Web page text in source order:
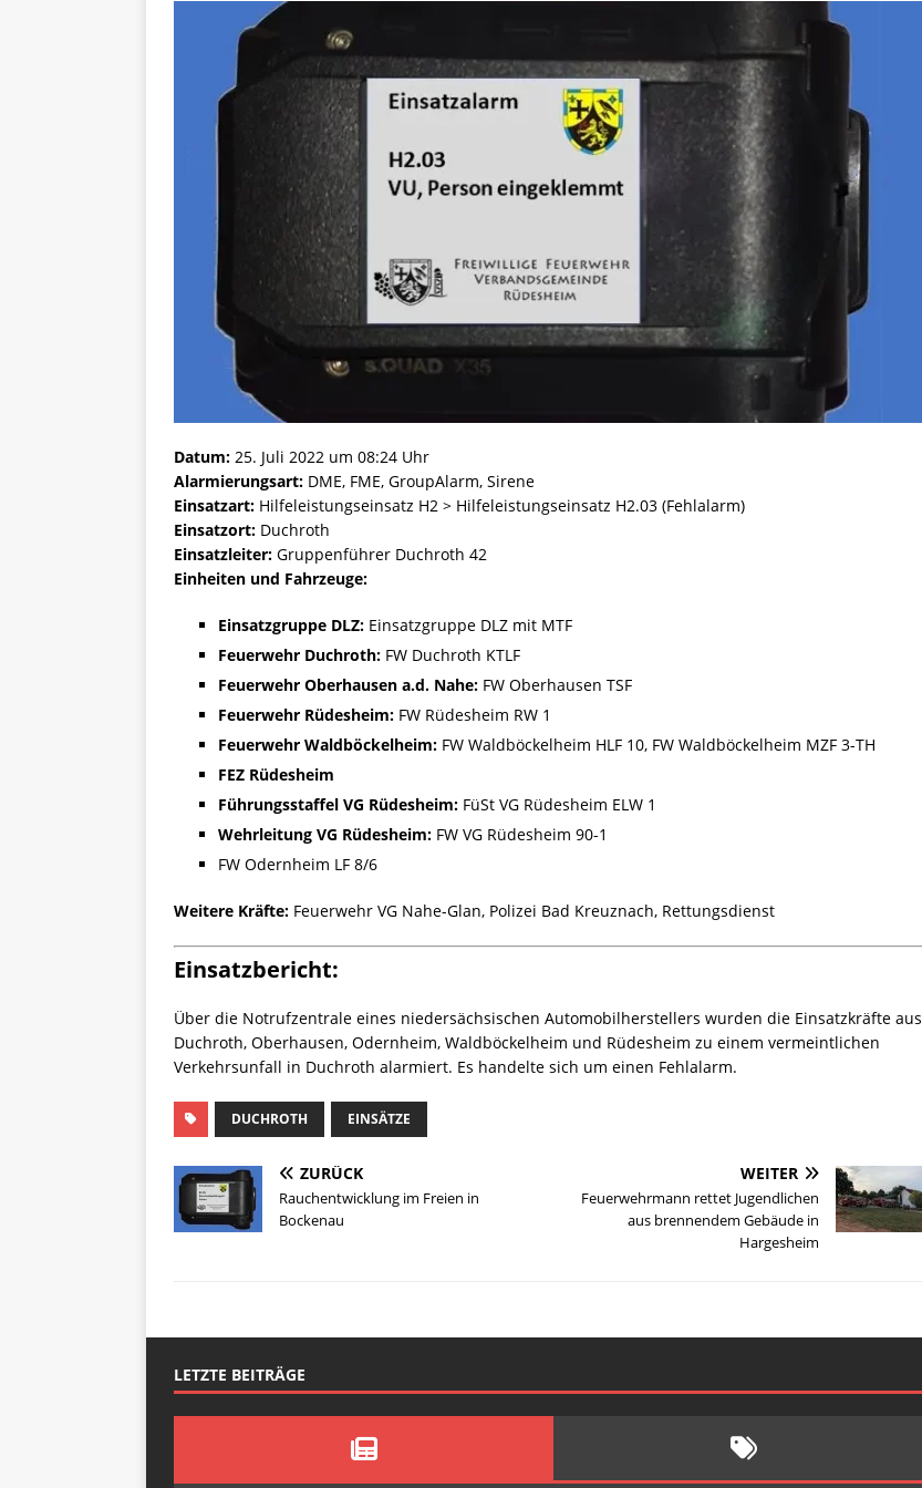
Datum: 25. Juli 2022 um 08:24 Uhr
Alarmierungsart: DME, FME, GroupAlarm, Sirene
Einsatzart: Hilfeleistungseinsatz H2 > Hilfeleistungseinsatz H2.03 (Fehlalarm)
Einsatzort: Duchroth
Einsatzleiter: Gruppenführer Duchroth 42
Einheiten und Fahrzeuge:
Einsatzgruppe DLZ: Einsatzgruppe DLZ mit MTF
Feuerwehr Duchroth: FW Duchroth KTLF
Feuerwehr Oberhausen a.d. Nahe: FW Oberhausen TSF
Feuerwehr Rüdesheim: FW Rüdesheim RW 1
Feuerwehr Waldböckelheim: FW Waldböckelheim HLF 10, FW Waldböckelheim MZF 3-TH
FEZ Rüdesheim
Führungsstaffel VG Rüdesheim: FüSt VG Rüdesheim ELW 1
Wehrleitung VG Rüdesheim: FW VG Rüdesheim 90-1
FW Odernheim LF 8/6
Weitere Kräfte: Feuerwehr VG Nahe-Glan, Polizei Bad Kreuznach, Rettungsdienst
Einsatzbericht:
Über die Notrufzentrale eines niedersächsischen Automobilherstellers wurden die Einsatzkräfte aus
Duchroth, Oberhausen, Odernheim, Waldböckelheim und Rüdesheim zu einem vermeintlichen
Verkehrsunfall in Duchroth alarmiert. Es handelte sich um einen Fehlalarm.
DUCHROTH EINSÄTZE
ZURÜCK
Rauchentwicklung im Freien in
Bockenau
WEITER
Feuerwehrmann rettet Jugendlichen
aus brennendem Gebäude in
Hargesheim
LETZTE BEITRÄGE